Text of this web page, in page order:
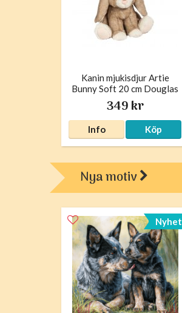
Kanin mjukisdjur Artie
Bunny Soft 20 cm Douglas
349 kr
Info Köp
Nya motiv
Nyhet